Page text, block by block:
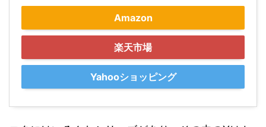
Amazon
楽天市場
Yahooショッピング